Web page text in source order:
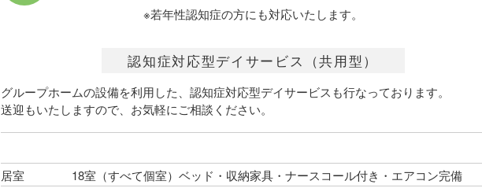
※若年性認知症の方にも対応いたします。
認知症対応型デイサービス（共用型）
グループホームの設備を利用した、認知症対応型デイサービスも行なっております。
送迎もいたしますので、お気軽にご相談ください。
居室
18室（すべて個室）ベッド・収納家具・ナースコール付き・エアコン完備